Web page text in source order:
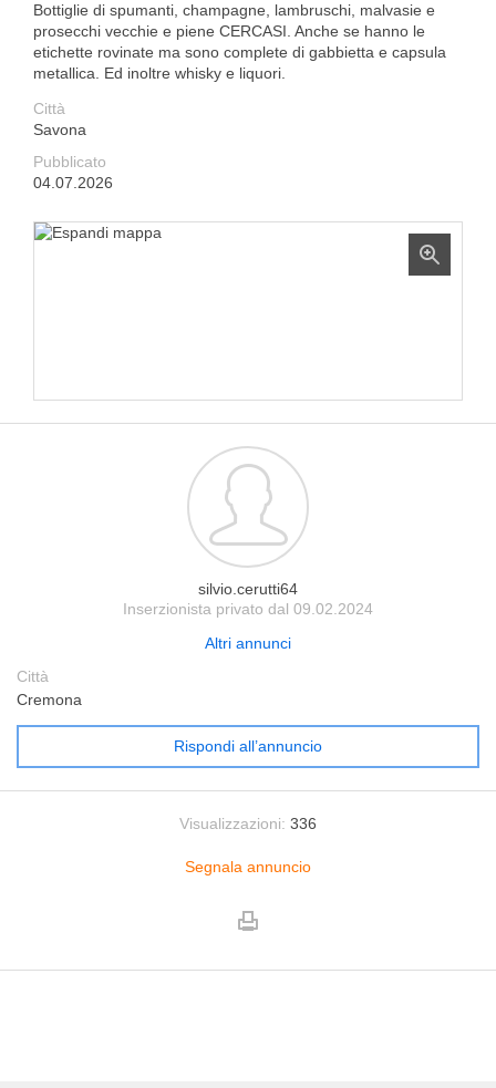
Bottiglie di spumanti, champagne, lambruschi, malvasie e
prosecchi vecchie e piene CERCASI. Anche se hanno le
etichette rovinate ma sono complete di gabbietta e capsula
metallica. Ed inoltre whisky e liquori.
Città
Savona
Pubblicato
04.07.2026
silvio.cerutti64
Inserzionista privato dal 09.02.2024
Altri annunci
Città
Cremona
Rispondi all’annuncio
Visualizzazioni: 336
Segnala annuncio